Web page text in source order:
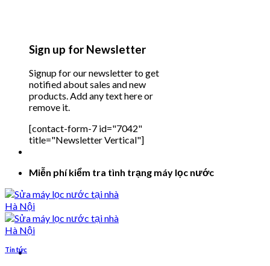
Sign up for Newsletter
Signup for our newsletter to get
notified about sales and new
products. Add any text here or
remove it.
[contact-form-7 id="7042"
title="Newsletter Vertical"]
Miễn phí kiểm tra tình trạng máy lọc nước
Tin tức